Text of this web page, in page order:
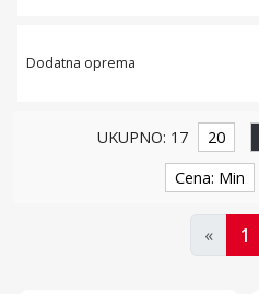
Dodatna oprema
UKUPNO: 17 20
Cena: Min
« 1